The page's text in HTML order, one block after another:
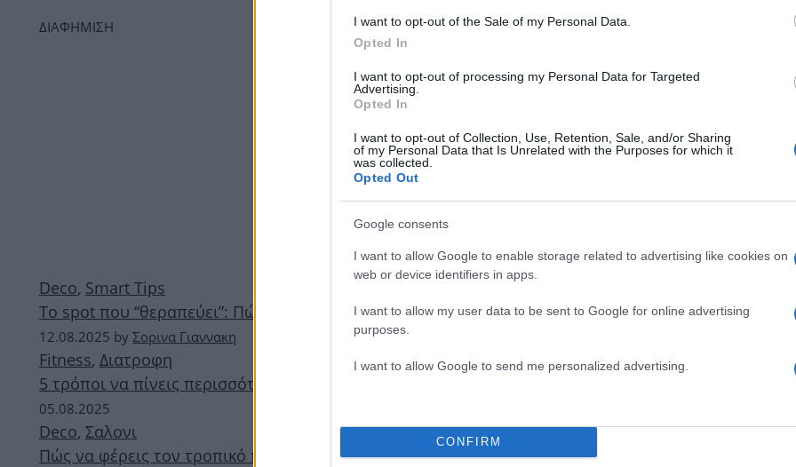
I want to opt-out of the Sale of my Personal Data.
Opted In
I want to opt-out of processing my Personal Data for Targeted
Advertising.
Opted In
I want to opt-out of Collection, Use, Retention, Sale, and/or Sharing
of my Personal Data that Is Unrelated with the Purposes for which it
was collected.
Opted Out
Google consents
I want to allow Google to enable storage related to advertising like cookies on
web or device identifiers in apps.
I want to allow my user data to be sent to Google for online advertising
purposes.
I want to allow Google to send me personalized advertising.
CONFIRM
ΔΙΑΦΗΜΙΣΗ
Deco, Smart Tips
Το spot που “θεραπεύει”: Πώς να στήσεις τη δική σου όαση ευεξίας
12.08.2025 by Σορινα Γιαννακη
Fitness, Διατροφη
5 τρόποι να πίνεις περισσότερο νερό το καλοκαίρι
05.08.2025
Deco, Σαλονι
Πώς να φέρεις τον τροπικό παράδεισο στο σαλόνι σου με 7 απλά βήματα